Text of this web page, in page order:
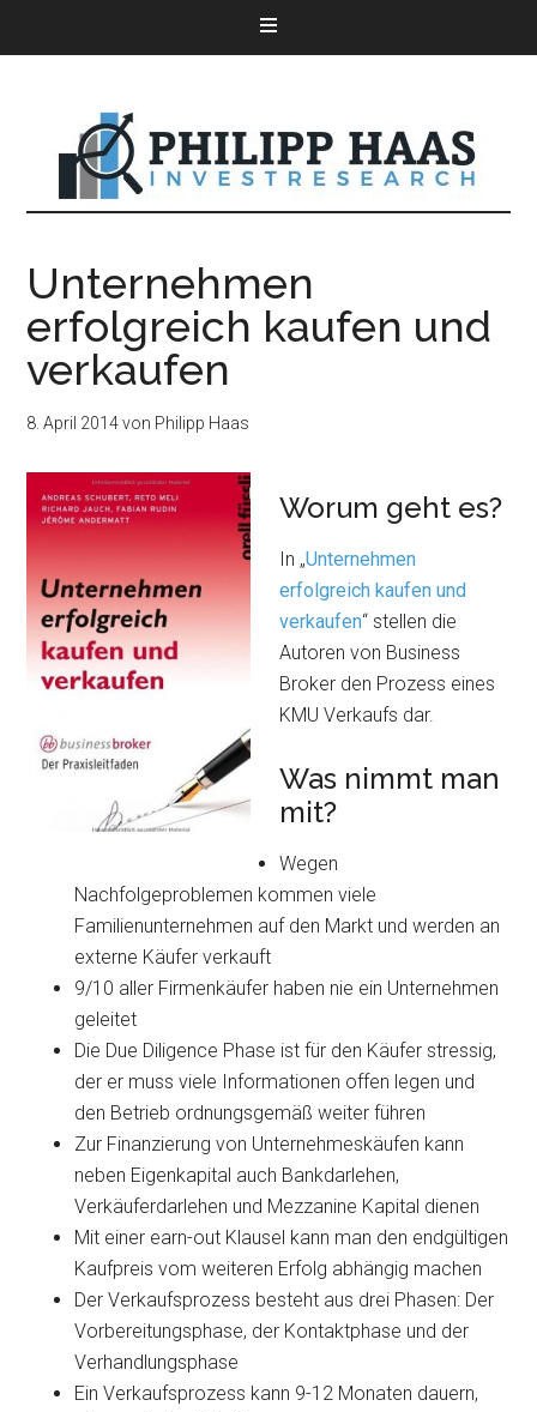
Unternehmen
erfolgreich kaufen und
verkaufen
8. April 2014von Philipp Haas
Worum geht es?
In „Unternehmen
erfolgreich kaufen und
verkaufen“ stellen die
Autoren von Business
Broker den Prozess eines
KMU Verkaufs dar.
Was nimmt man
mit?
Wegen
Nachfolgeproblemen kommen viele
Familienunternehmen auf den Markt und werden an
externe Käufer verkauft
9/10 aller Firmenkäufer haben nie ein Unternehmen
geleitet
Die Due Diligence Phase ist für den Käufer stressig,
der er muss viele Informationen offen legen und
den Betrieb ordnungsgemäß weiter führen
Zur Finanzierung von Unternehmeskäufen kann
neben Eigenkapital auch Bankdarlehen,
Verkäuferdarlehen und Mezzanine Kapital dienen
Mit einer earn-out Klausel kann man den endgültigen
Kaufpreis vom weiteren Erfolg abhängig machen
Der Verkaufsprozess besteht aus drei Phasen: Der
Vorbereitungsphase, der Kontaktphase und der
Verhandlungsphase
Ein Verkaufsprozess kann 9-12 Monaten dauern,